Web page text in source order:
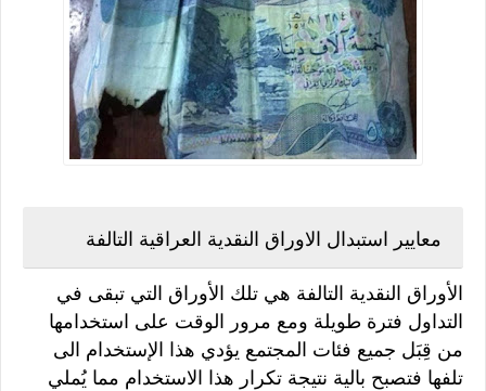
معايير استبدال الاوراق النقدية العراقية التالفة
الأوراق النقدية التالفة هي تلك الأوراق التي تبقى في
التداول فترة طويلة ومع مرور الوقت على استخدامها
من قِبَل جميع فئات المجتمع يؤدي هذا الإستخدام الى
تلفها فتصبح بالية نتيجة تكرار هذا الاستخدام مما يُملي